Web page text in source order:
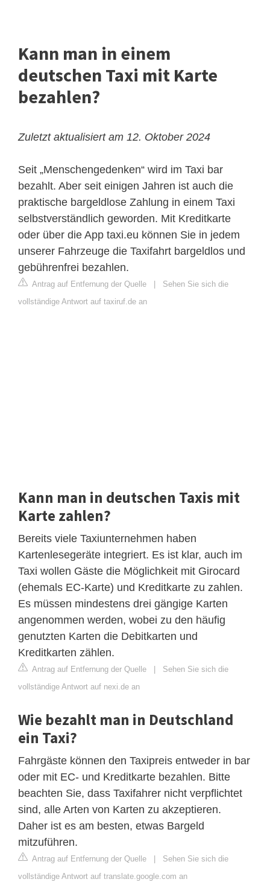
Kann man in einem
deutschen Taxi mit Karte
bezahlen?
Zuletzt aktualisiert am 12. Oktober 2024
Seit „Menschengedenken“ wird im Taxi bar
bezahlt. Aber seit einigen Jahren ist auch die
praktische bargeldlose Zahlung in einem Taxi
selbstverständlich geworden. Mit Kreditkarte
oder über die App taxi.eu können Sie in jedem
unserer Fahrzeuge die Taxifahrt bargeldlos und
gebührenfrei bezahlen.
Antrag auf Entfernung der Quelle
Sehen Sie sich die
vollständige Antwort auf taxiruf.de an
Kann man in deutschen Taxis mit
Karte zahlen?
Bereits viele Taxiunternehmen haben
Kartenlesegeräte integriert. Es ist klar, auch im
Taxi wollen Gäste die Möglichkeit mit Girocard
(ehemals EC-Karte) und Kreditkarte zu zahlen.
Es müssen mindestens drei gängige Karten
angenommen werden, wobei zu den häufig
genutzten Karten die Debitkarten und
Kreditkarten zählen.
Antrag auf Entfernung der Quelle
Sehen Sie sich die
vollständige Antwort auf nexi.de an
Wie bezahlt man in Deutschland
ein Taxi?
Fahrgäste können den Taxipreis entweder in bar
oder mit EC- und Kreditkarte bezahlen. Bitte
beachten Sie, dass Taxifahrer nicht verpflichtet
sind, alle Arten von Karten zu akzeptieren.
Daher ist es am besten, etwas Bargeld
mitzuführen.
Antrag auf Entfernung der Quelle
Sehen Sie sich die
vollständige Antwort auf translate.google.com an